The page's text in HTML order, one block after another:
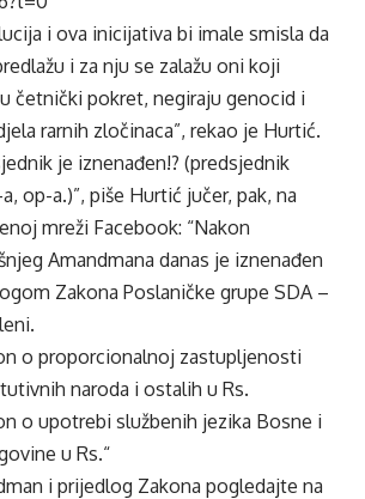
i ova inicijativa bi imale smisla da
i za nju se zalažu oni koji
četnički pokret, negiraju genocid i
rarnih zločinaca”, rekao je Hurtić.
je iznenađen!? (predsjednik
op-a.)”, piše Hurtić jučer, pak, na
mreži Facebook: “Nakon
Amandmana danas je iznenađen
Zakona Poslaničke grupe SDA –
o proporcionalnoj zastupljenosti
naroda i ostalih u Rs.
o upotrebi službenih jezika Bosne i
u Rs.“
i prijedlog Zakona pogledajte na